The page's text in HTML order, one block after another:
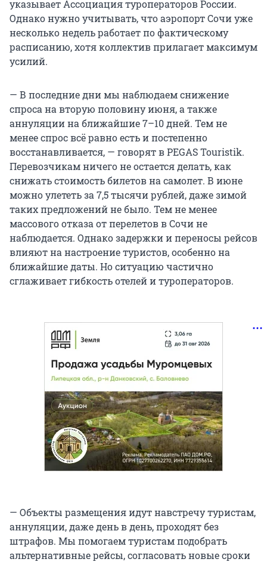
указывает Ассоциация туроператоров России.
Однако нужно учитывать, что аэропорт Сочи уже
несколько недель работает по фактическому
расписанию, хотя коллектив прилагает максимум
усилий.
— В последние дни мы наблюдаем снижение
спроса на вторую половину июня, а также
аннуляции на ближайшие 7–10 дней. Тем не
менее спрос всё равно есть и постепенно
восстанавливается, — говорят в PEGAS Touristik.
Перевозчикам ничего не остается делать, как
снижать стоимость билетов на самолет. В июне
можно улететь за 7,5 тысячи рублей, даже зимой
таких предложений не было. Тем не менее
массового отказа от перелетов в Сочи не
наблюдается. Однако задержки и переносы рейсов
влияют на настроение туристов, особенно на
ближайшие даты. Но ситуацию частично
сглаживает гибкость отелей и туроператоров.
— Объекты размещения идут навстречу туристам,
аннуляции, даже день в день, проходят без
штрафов. Мы помогаем туристам подобрать
альтернативные рейсы, согласовать новые сроки